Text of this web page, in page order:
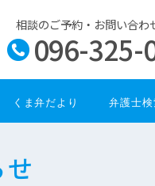
相談のご予約・お問い合わ
096-325-
くま弁だより 弁護士検